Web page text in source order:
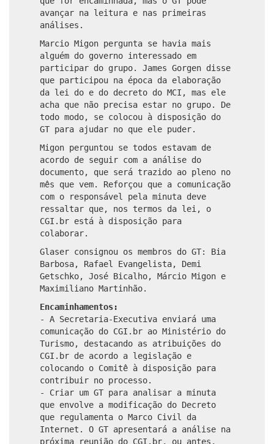
avançar na leitura e nas primeiras
análises.
Marcio Migon pergunta se havia mais
alguém do governo interessado em
participar do grupo. James Gorgen disse
que participou na época da elaboração
da lei do e do decreto do MCI, mas ele
acha que não precisa estar no grupo. De
todo modo, se colocou à disposição do
GT para ajudar no que ele puder.
Migon perguntou se todos estavam de
acordo de seguir com a análise do
documento, que será trazido ao pleno no
mês que vem. Reforçou que a comunicação
com o responsável pela minuta deve
ressaltar que, nos termos da lei, o
CGI.br está à disposição para
colaborar.
Glaser consignou os membros do GT: Bia
Barbosa, Rafael Evangelista, Demi
Getschko, José Bicalho, Márcio Migon e
Maximiliano Martinhão.
Encaminhamentos:
- A Secretaria-Executiva enviará uma
comunicação do CGI.br ao Ministério do
Turismo, destacando as atribuições do
CGI.br de acordo a legislação e
colocando o Comitê à disposição para
contribuir no processo.
- Criar um GT para analisar a minuta
que envolve a modificação do Decreto
que regulamenta o Marco Civil da
Internet. O GT apresentará a análise na
próxima reunião do CGI.br, ou antes,